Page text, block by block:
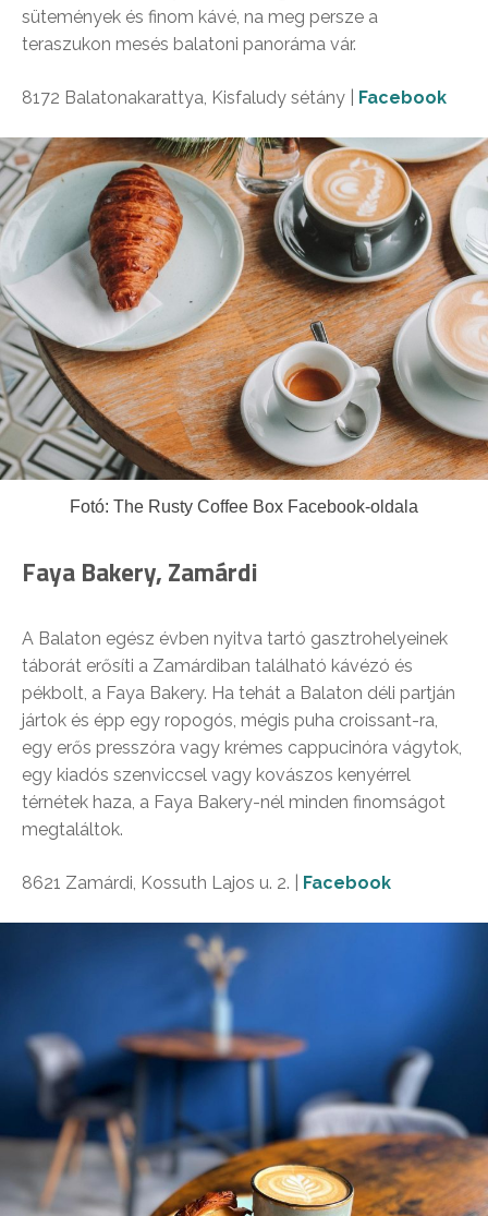
sütemények és finom kávé, na meg persze a
teraszukon mesés balatoni panoráma vár.
8172 Balatonakarattya, Kisfaludy sétány | Facebook
Fotó: The Rusty Coffee Box Facebook-oldala
Faya Bakery, Zamárdi
A Balaton egész évben nyitva tartó gasztrohelyeinek
táborát erősíti a Zamárdiban található kávézó és
pékbolt, a Faya Bakery. Ha tehát a Balaton déli partján
jártok és épp egy ropogós, mégis puha croissant-ra,
egy erős presszóra vagy krémes cappucinóra vágytok,
egy kiadós szenviccsel vagy kovászos kenyérrel
térnétek haza, a Faya Bakery-nél minden finomságot
megtaláltok.
8621 Zamárdi, Kossuth Lajos u. 2. | Facebook